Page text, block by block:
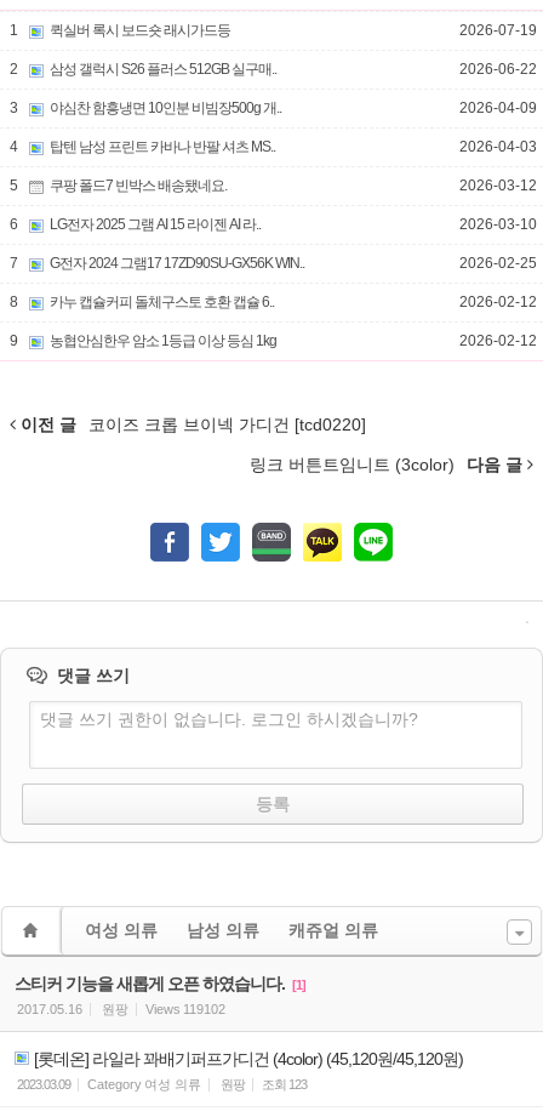
1 퀵실버 록시 보드숏 래시가드등 2026-07-19
2 삼성 갤럭시 S26 플러스 512GB 실구매.. 2026-06-22
3 야심찬 함흥냉면 10인분 비빔장500g 개.. 2026-04-09
4 탑텐 남성 프린트 카바나 반팔 셔츠 MS.. 2026-04-03
5 쿠팡 폴드7 빈박스 배송됐네요. 2026-03-12
6 LG전자 2025 그램 AI 15 라이젠 AI 라.. 2026-03-10
7 G전자 2024 그램17 17ZD90SU-GX56K WIN.. 2026-02-25
8 카누 캡슐커피 돌체구스토 호환 캡슐 6.. 2026-02-12
9 농협안심한우 암소 1등급 이상 등심 1kg 2026-02-12
이전 글 코이즈 크롭 브이넥 가디건 [tcd0220]
링크 버튼트임니트 (3color) 다음 글
댓글 쓰기
댓글 쓰기 권한이 없습니다. 로그인 하시겠습니까?
여성 의류 남성 의류 캐쥬얼 의류
스티커 기능을 새롭게 오픈 하였습니다. [1]
2017.05.16
원팡 Views 119102
[롯데온] 라일라 꽈배기퍼프가디건 (4color) (45,120원/45,120원)
2023.03.09 Category 여성 의류 원팡 조회 123